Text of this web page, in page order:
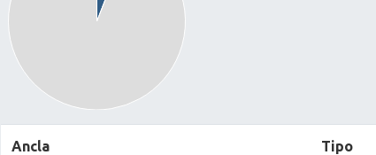
Ancla Tipo